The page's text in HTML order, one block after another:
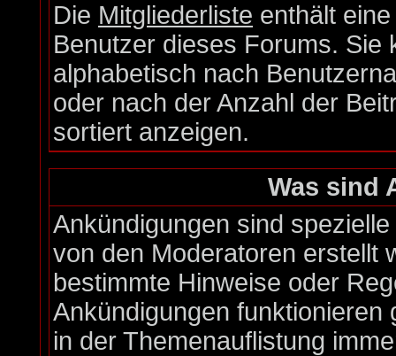
Die Mitgliederliste enthält
Benutzer dieses Forums. Sie
alphabetisch nach
oder nach der Anzahl der
sortiert anzeigen.
Was sind
Ankündigungen sind
von den Moderatoren erstellt
bestimmte Hinweise oder
Ankündigungen
in der Themenauflistung